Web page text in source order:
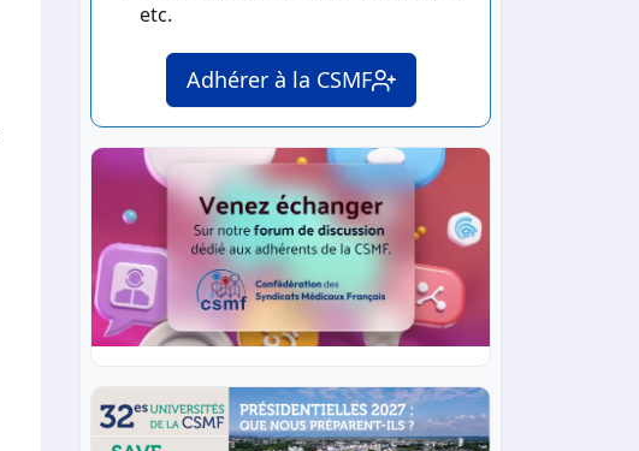
etc.
Adhérer à la CSMF